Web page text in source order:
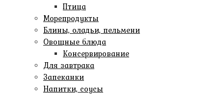
Птица
Морепродукты
Блины, оладьи, пельмени
Овощные блюда
Консервирование
Для завтрака
Запеканки
Напитки, соусы